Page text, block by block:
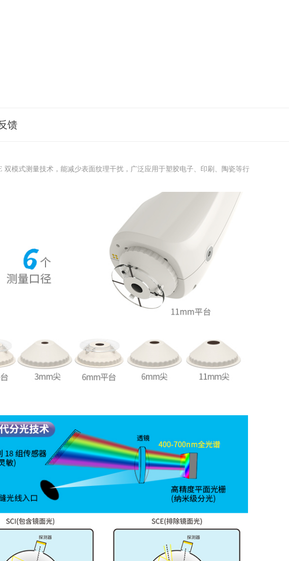
馈
模式测量技术，能减少表面纹理干扰，广泛应用于塑胶电子、印刷、陶瓷等行